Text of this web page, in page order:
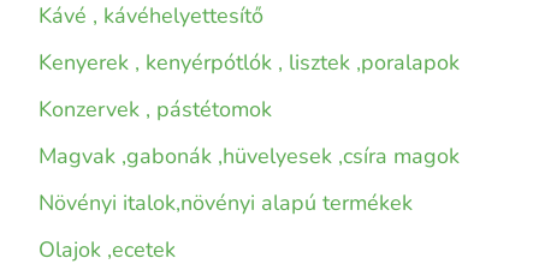
Kávé , kávéhelyettesítő
Kenyerek , kenyérpótlók , lisztek ,poralapok
Konzervek , pástétomok
Magvak ,gabonák ,hüvelyesek ,csíra magok
Növényi italok,növényi alapú termékek
Olajok ,ecetek